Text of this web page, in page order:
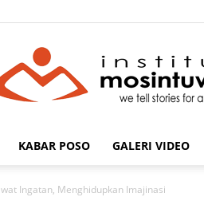
KABAR POSO GALERI VIDEO
Ingatan, Menghidupkan Imajinasi